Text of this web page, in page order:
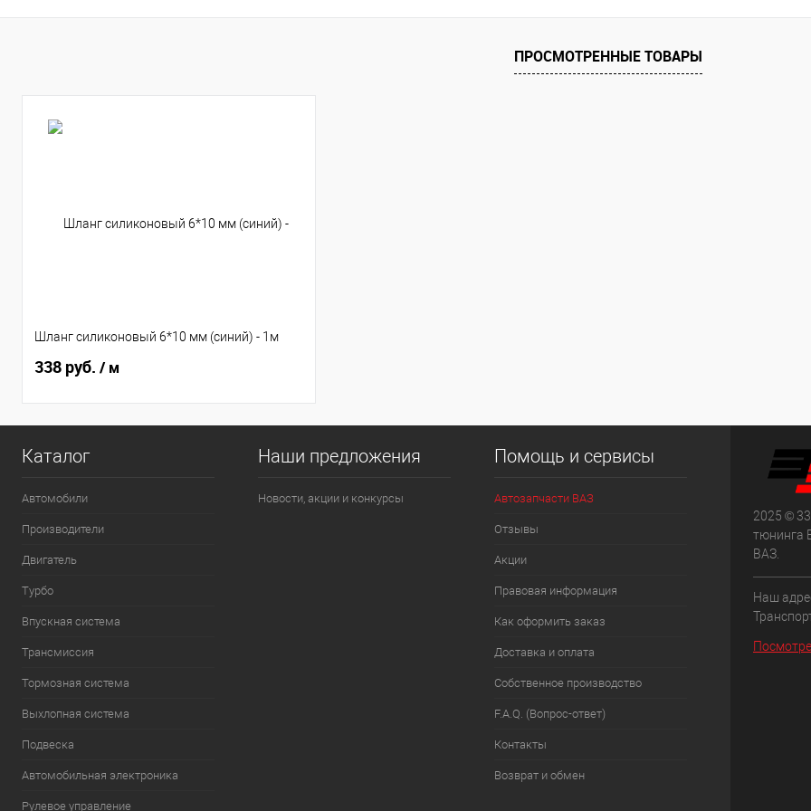
ПРОСМОТРЕННЫЕ ТОВАРЫ
Шланг силиконовый 6*10 мм (синий) - 1м
338 руб. / м
Каталог
Автомобили
Производители
Двигатель
Турбо
Впускная система
Трансмиссия
Тормозная система
Выхлопная система
Подвеска
Автомобильная электроника
Рулевое управление
Наши предложения
Новости, акции и конкурсы
Помощь и сервисы
Автозапчасти ВАЗ
Отзывы
Акции
Правовая информация
Как оформить заказ
Доставка и оплата
Собственное производство
F.A.Q. (Вопрос-ответ)
Контакты
Возврат и обмен
2025 ©
тюнинга
ВАЗ.
Наш